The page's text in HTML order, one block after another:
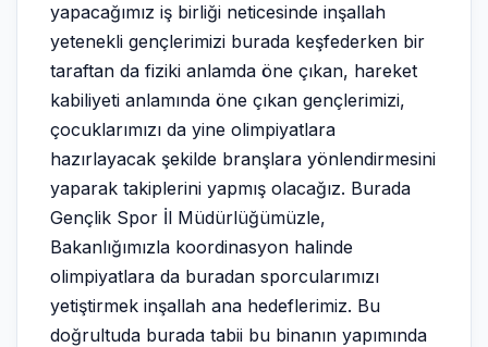
yapacağımız iş birliği neticesinde inşallah
yetenekli gençlerimizi burada keşfederken bir
taraftan da fiziki anlamda öne çıkan, hareket
kabiliyeti anlamında öne çıkan gençlerimizi,
çocuklarımızı da yine olimpiyatlara
hazırlayacak şekilde branşlara yönlendirmesini
yaparak takiplerini yapmış olacağız. Burada
Gençlik Spor İl Müdürlüğümüzle,
Bakanlığımızla koordinasyon halinde
olimpiyatlara da buradan sporcularımızı
yetiştirmek inşallah ana hedeflerimiz. Bu
doğrultuda burada tabii bu binanın yapımında